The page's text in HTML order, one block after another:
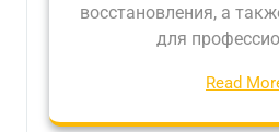
восстановления, а
для
Read